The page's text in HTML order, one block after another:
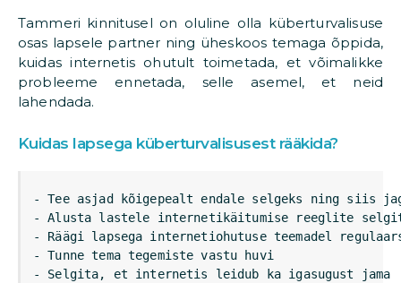
Tammeri kinnitusel on oluline olla küberturvalisuse
osas lapsele partner ning üheskoos temaga õppida,
kuidas internetis ohutult toimetada, et võimalikke
probleeme ennetada, selle asemel, et neid
lahendada.
Kuidas lapsega küberturvalisusest rääkida?
- Tee asjad kõigepealt endale selgeks ning siis
- Alusta lastele internetikäitumise reeglite
- Räägi lapsega internetiohutuse teemadel
- Tunne tema tegemiste vastu huvi
- Selgita, et internetis leidub ka igasugust jama